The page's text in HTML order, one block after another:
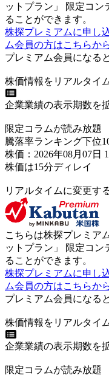
ットプラン 」 限定コン
ることができます。
株探プレミアムに申し
ム会員の方はこちらか
プレミアム会員になる
株価情報をリアルタイ
企業業績の表示期数を
限定コラムが読み放題
騰落率ランキング下位
株価：2026年08月07日
株価は15分ディレイ
リアルタイムに変更す
こちらは株探プレミア
ットプラン 」 限定コン
ることができます。
株探プレミアムに申し
ム会員の方はこちらか
プレミアム会員になる
株価情報をリアルタイ
企業業績の表示期数を
限定コラムが読み放題